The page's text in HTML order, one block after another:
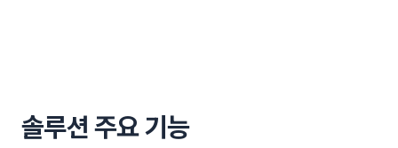
솔루션 주요 기능